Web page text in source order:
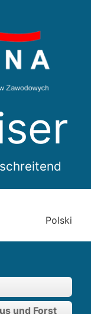
Polski
und Forst